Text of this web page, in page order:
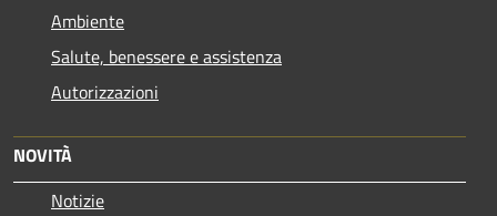
Ambiente
Salute, benessere e assistenza
Autorizzazioni
NOVITÀ
Notizie